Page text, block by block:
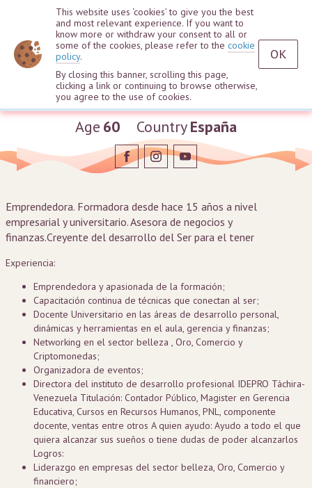
Lucia Zambrano Matos
Age 60 CountryEspaña
Emprendedora. Formadora desde hace 15 años a nivel
empresarial y universitario. Asesora de negocios y
finanzas.Creyente del desarrollo del Ser para el tener
Experiencia:
Emprendedora y apasionada de la formación;
Capacitación continua de técnicas que conectan al ser;
Docente Universitario en las áreas de desarrollo personal,
dinámicas y herramientas en el aula, gerencia y finanzas;
Networking en el sector belleza , Oro, Comercio y
Criptomonedas;
Organizadora de eventos;
Directora del instituto de desarrollo profesional IDEPRO Táchira-
Venezuela Titulación: Contador Público, Magister en Gerencia
Educativa, Cursos en Recursos Humanos, PNL, componente
docente, ventas entre otros A quien ayudo: Ayudo a todo el que
quiera alcanzar sus sueños o tiene dudas de poder alcanzarlos
Logros:
Liderazgo en empresas del sector belleza, Oro, Comercio y
financiero;
This website uses ‘cookies’ to give you the best
and most relevant experience. If you want to
know more or withdraw your consent to all or
some of the cookies, please refer to the cookie
policy.
By closing this banner, scrolling this page,
clicking a link or continuing to browse otherwise,
you agree to the use of cookies.
OK